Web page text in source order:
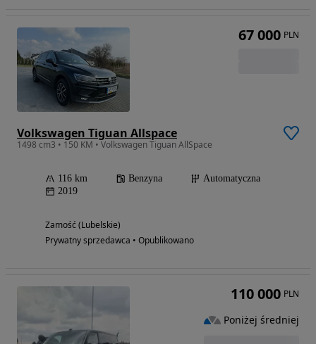
Volkswagen Tiguan Allspace
1498 cm3 • 150 KM • Volkswagen Tiguan AllSpace
116 km Benzyna
Automatyczna
2019
Zamość (Lubelskie)
Prywatny sprzedawca • Opublikowano
67 000 PLN
110 000 PLN
Poniżej średniej